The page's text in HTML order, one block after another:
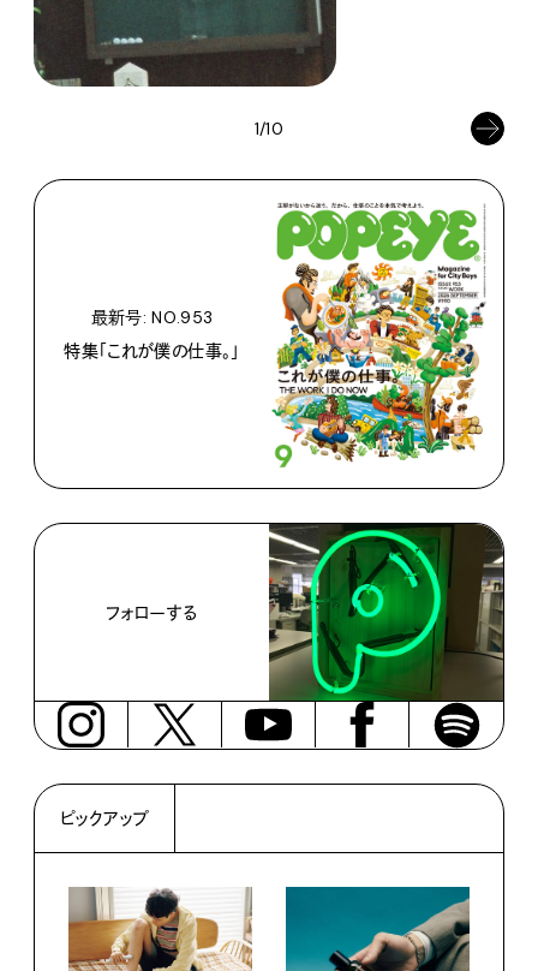
1/10
最新号: NO.953
特集「これが僕の仕事。」
フォローする
ピックアップ